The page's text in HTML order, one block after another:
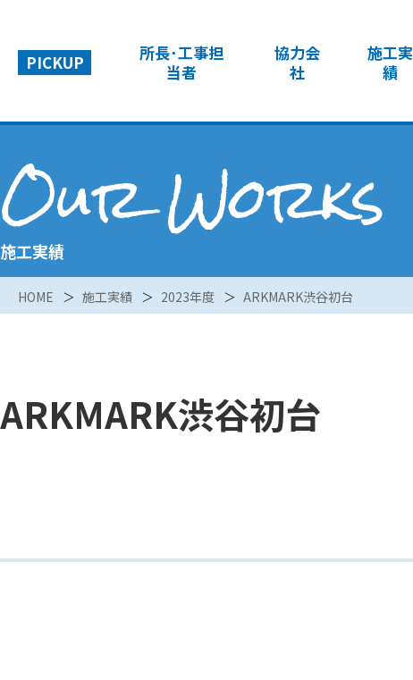
PICKUP
所長･工事担
当者
協力会
社
施工実
績
Our Works
施工実績
HOME 施工実績 2023年度 ARKMARK渋谷初台
ARKMARK渋谷初台